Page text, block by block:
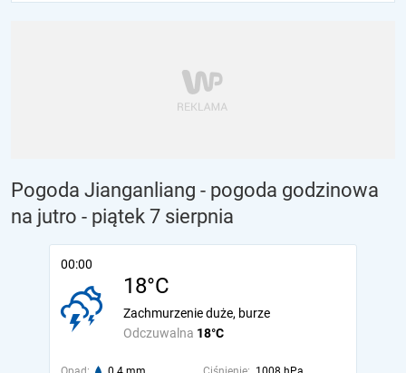
Pogoda Jianganliang - pogoda godzinowa
na jutro - piątek 7 sierpnia
00:00
18°C
Odczuwalna 18°C
Zachmurzenie duże, burze